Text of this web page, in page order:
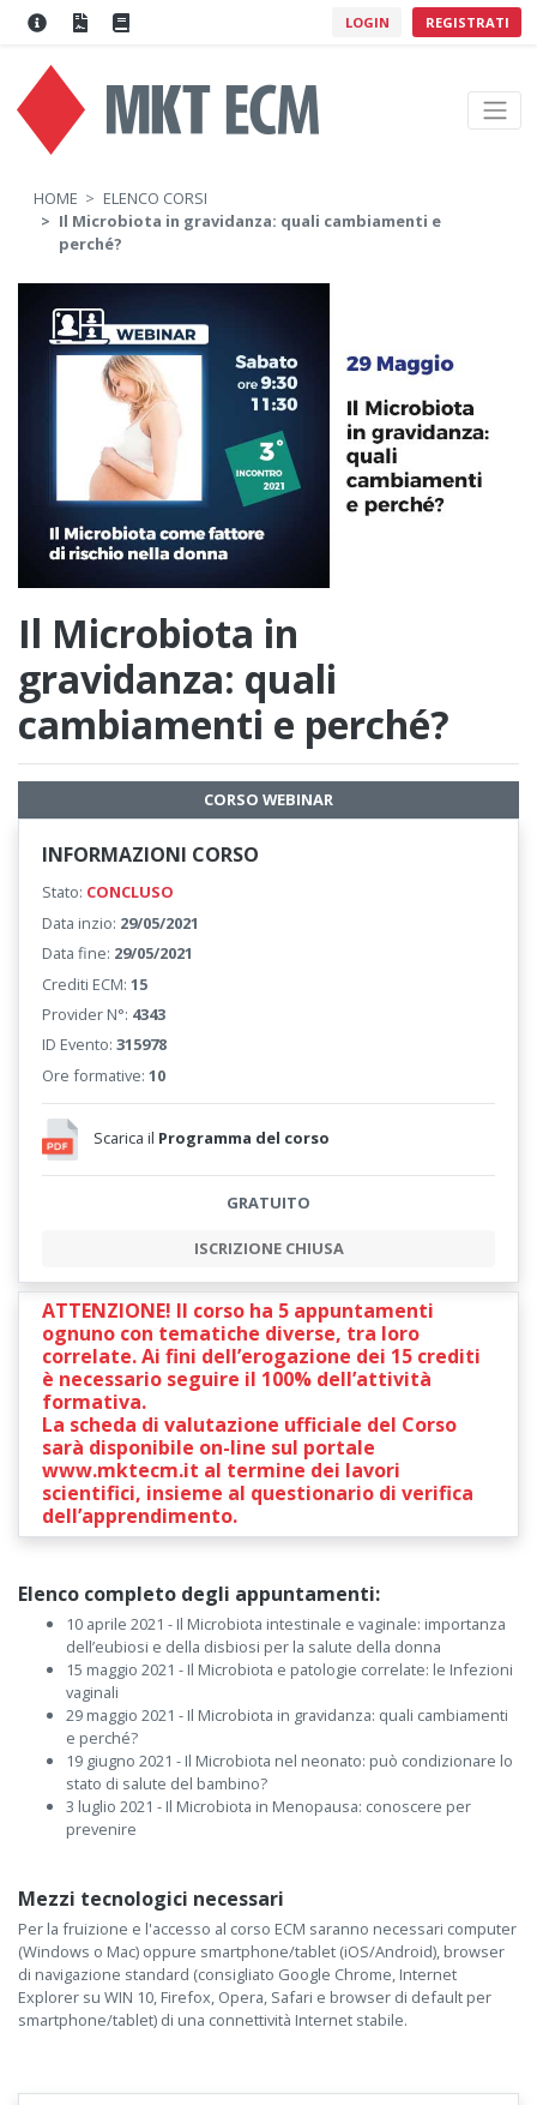
LOGIN REGISTRATI
HOME
ELENCO CORSI
Il Microbiota in gravidanza: quali cambiamenti e
perché?
Il Microbiota in
gravidanza: quali
cambiamenti e perché?
CORSO WEBINAR
INFORMAZIONI CORSO
Stato: CONCLUSO
Data inzio: 29/05/2021
Data fine: 29/05/2021
Crediti ECM:15
Provider N°: 4343
ID Evento:315978
Ore formative:10
Scarica il Programma del corso
GRATUITO
ISCRIZIONE CHIUSA
ATTENZIONE! Il corso ha 5 appuntamenti
ognuno con tematiche diverse, tra loro
correlate. Ai fini dell’erogazione dei 15 crediti
è necessario seguire il 100% dell’attività
formativa.
La scheda di valutazione ufficiale del Corso
sarà disponibile on-line sul portale
www.mktecm.it al termine dei lavori
scientifici, insieme al questionario di verifica
dell’apprendimento.
Elenco completo degli appuntamenti:
10 aprile 2021 - Il Microbiota intestinale e vaginale: importanza
dell’eubiosi e della disbiosi per la salute della donna
15 maggio 2021 - Il Microbiota e patologie correlate: le Infezioni
vaginali
29 maggio 2021 - Il Microbiota in gravidanza: quali cambiamenti
e perché?
19 giugno 2021 - Il Microbiota nel neonato: può condizionare lo
stato di salute del bambino?
3 luglio 2021 - Il Microbiota in Menopausa: conoscere per
prevenire
Mezzi tecnologici necessari
Per la fruizione e l'accesso al corso ECM saranno necessari computer
(Windows o Mac) oppure smartphone/tablet (iOS/Android), browser
di navigazione standard (consigliato Google Chrome, Internet
Explorer su WIN 10, Firefox, Opera, Safari e browser di default per
smartphone/tablet) di una connettività Internet stabile.